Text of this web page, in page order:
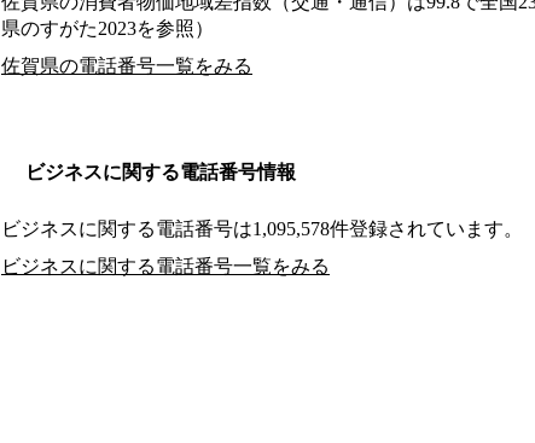
県のすがた2023を参照）
佐賀県の電話番号一覧をみる
ビジネスに関する電話番号情報
ビジネスに関する電話番号は1,095,578件登録されています。
ビジネスに関する電話番号一覧をみる